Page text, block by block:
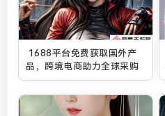
1688平台免费获取国外产
品，跨境电商助力全球采购